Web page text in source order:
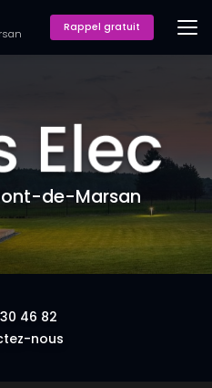
Rappel gratuit
de-Marsan
46 82
nous